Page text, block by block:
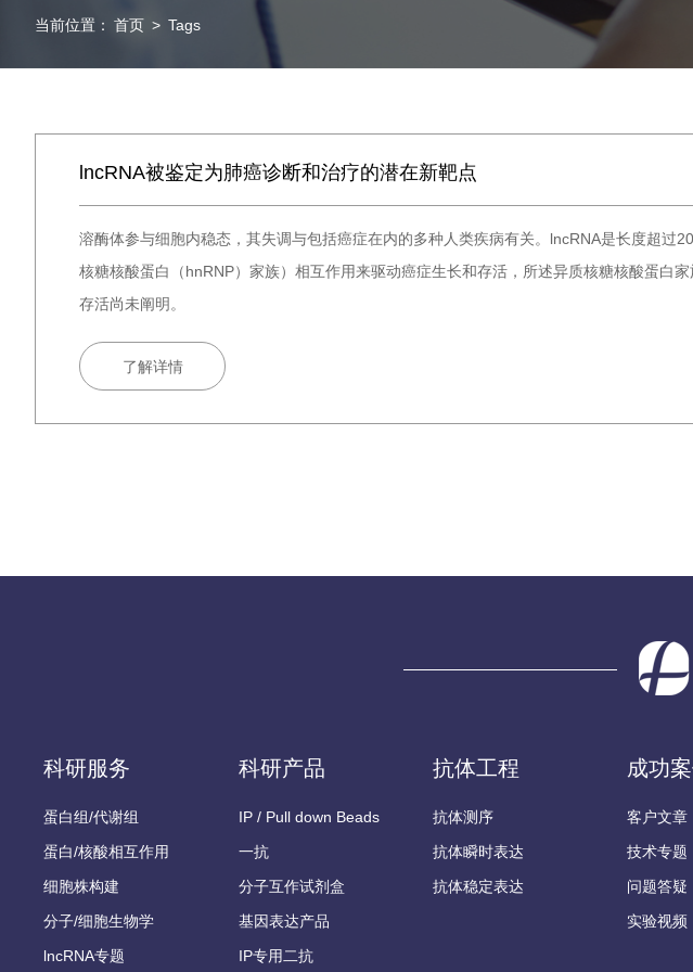
当前位置： 首页 > Tags
lncRNA被鉴定为肺癌诊断和治疗的潜在新靶点
溶酶体参与细胞内稳态，其失调与包括癌症在内的多种人类疾病有关。lncRNA是长度超
核糖核酸蛋白（hnRNP）家族）相互作用来驱动癌症生长和存活，所述异质核糖核酸蛋白
存活尚未阐明。
了解详情
科研服务
蛋白组/代谢组
蛋白/核酸相互作用
细胞株构建
分子/细胞生物学
lncRNA专题
科研产品
IP / Pull down Beads
一抗
分子互作试剂盒
基因表达产品
IP专用二抗
抗体工程
抗体测序
抗体瞬时表达
抗体稳定表达
成功
客户文章
技术专题
问题答疑
实验视频